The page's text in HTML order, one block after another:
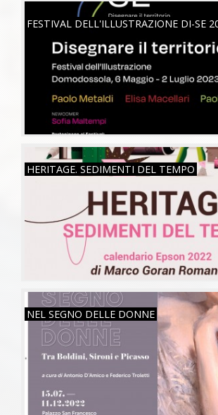
FESTIVAL DELL'ILLUSTRAZIONE DI-SE
HERITAGE. SEDIMENTI DEL TEMPO
NEL SEGNO DELLE DONNE